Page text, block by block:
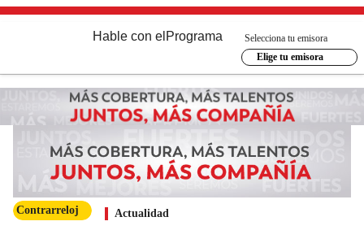
Hable con el Programa
Selecciona tu emisora
Elige tu emisora
Contrarreloj Actualidad